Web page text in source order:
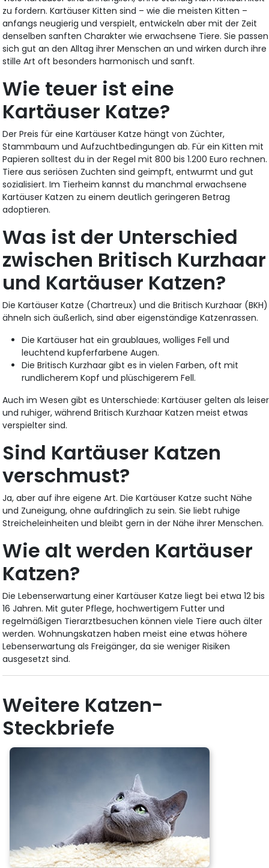
zu fordern. Kartäuser Kitten sind – wie die meisten Kitten –
anfangs neugierig und verspielt, entwickeln aber mit der Zeit
denselben sanften Charakter wie erwachsene Tiere. Sie passen
sich gut an den Alltag ihrer Menschen an und wirken durch ihre
stille Art oft besonders harmonisch und sanft.
Wie teuer ist eine
Kartäuser Katze?
Der Preis für eine Kartäuser Katze hängt von Züchter,
Stammbaum und Aufzuchtbedingungen ab. Für ein Kitten mit
Papieren solltest du in der Regel mit 800 bis 1.200 Euro rechnen.
Tiere aus seriösen Zuchten sind geimpft, entwurmt und gut
sozialisiert. Im Tierheim kannst du manchmal erwachsene
Kartäuser Katzen zu einem deutlich geringeren Betrag
adoptieren.
Was ist der Unterschied
zwischen Britisch Kurzhaar
und Kartäuser Katzen?
Die Kartäuser Katze (Chartreux) und die Britisch Kurzhaar (BKH)
ähneln sich äußerlich, sind aber eigenständige Katzenrassen.
Die Kartäuser hat ein graublaues, wolliges Fell und
leuchtend kupferfarbene Augen.
Die Britisch Kurzhaar gibt es in vielen Farben, oft mit
rundlicherem Kopf und plüschigerem Fell.
Auch im Wesen gibt es Unterschiede: Kartäuser gelten als leiser
und ruhiger, während Britisch Kurzhaar Katzen meist etwas
verspielter sind.
Sind Kartäuser Katzen
verschmust?
Ja, aber auf ihre eigene Art. Die Kartäuser Katze sucht Nähe
und Zuneigung, ohne aufdringlich zu sein. Sie liebt ruhige
Streicheleinheiten und bleibt gern in der Nähe ihrer Menschen.
Wie alt werden Kartäuser
Katzen?
Die Lebenserwartung einer Kartäuser Katze liegt bei etwa 12 bis
16 Jahren. Mit guter Pflege, hochwertigem Futter und
regelmäßigen Tierarztbesuchen können viele Tiere auch älter
werden. Wohnungskatzen haben meist eine etwas höhere
Lebenserwartung als Freigänger, da sie weniger Risiken
ausgesetzt sind.
Weitere Katzen-
Steckbriefe